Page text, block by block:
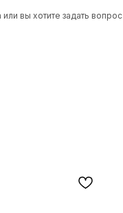
вы хотите задать вопрос